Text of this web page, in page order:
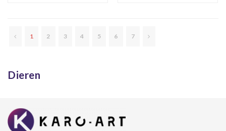
Dieren
1 2 3 4 5 6 7
Dieren